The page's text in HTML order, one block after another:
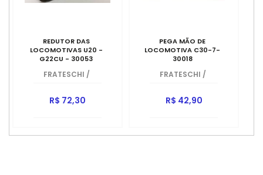
REDUTOR DAS
LOCOMOTIVAS U20 -
G22CU - 30053
FRATESCHI /
R$ 72,30
PEGA MÃO DE
LOCOMOTIVA C30-7-
30018
FRATESCHI /
R$ 42,90